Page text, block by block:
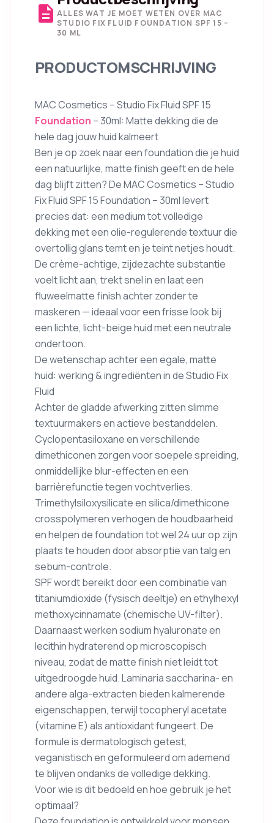
description ALLES WAT JE MOET WETEN OVER MAC
STUDIO FIX FLUID FOUNDATION SPF 15 –
30 ML
PRODUCTOMSCHRIJVING
MAC Cosmetics – Studio Fix Fluid SPF 15
Foundation – 30ml: Matte dekking die de
hele dag jouw huid kalmeert
Ben je op zoek naar een foundation die je huid
een natuurlijke, matte finish geeft en de hele
dag blijft zitten? De MAC Cosmetics – Studio
Fix Fluid SPF 15 Foundation – 30ml levert
precies dat: een medium tot volledige
dekking met een olie-regulerende textuur die
overtollig glans temt en je teint netjes houdt.
De crème-achtige, zijdezachte substantie
voelt licht aan, trekt snel in en laat een
fluweelmatte finish achter zonder te
maskeren — ideaal voor een frisse look bij
een lichte, licht-beige huid met een neutrale
ondertoon.
De wetenschap achter een egale, matte
huid: werking & ingrediënten in de Studio Fix
Fluid
Achter de gladde afwerking zitten slimme
textuurmakers en actieve bestanddelen.
Cyclopentasiloxane en verschillende
dimethiconen zorgen voor soepele spreiding,
onmiddellijke blur-effecten en een
barrièrefunctie tegen vochtverlies.
Trimethylsiloxysilicate en silica/dimethicone
crosspolymeren verhogen de houdbaarheid
en helpen de foundation tot wel 24 uur op zijn
plaats te houden door absorptie van talg en
sebum-controle.
SPF wordt bereikt door een combinatie van
titaniumdioxide (fysisch deeltje) en ethylhexyl
methoxycinnamate (chemische UV-filter).
Daarnaast werken sodium hyaluronate en
lecithin hydraterend op microscopisch
niveau, zodat de matte finish niet leidt tot
uitgedroogde huid. Laminaria saccharina- en
andere alga-extracten bieden kalmerende
eigenschappen, terwijl tocopheryl acetate
(vitamine E) als antioxidant fungeert. De
formule is dermatologisch getest,
veganistisch en geformuleerd om ademend
te blijven ondanks de volledige dekking.
Voor wie is dit bedoeld en hoe gebruik je het
optimaal?